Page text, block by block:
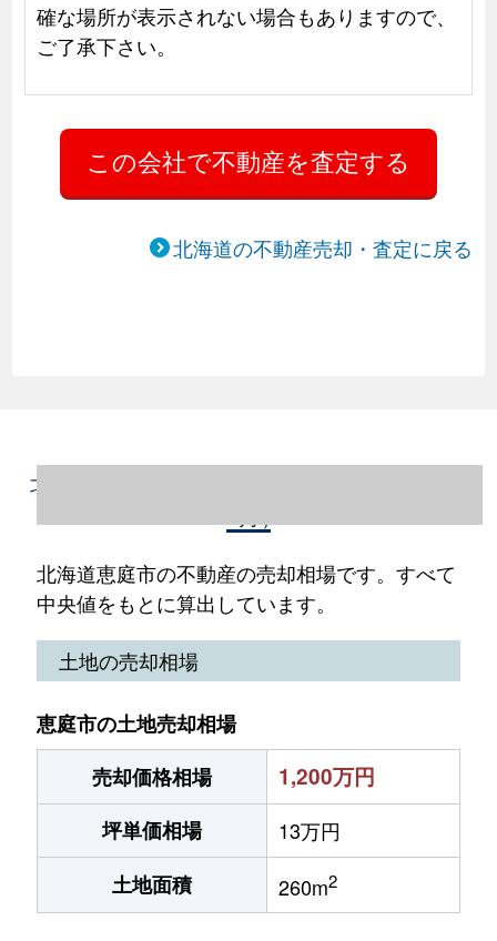
確な場所が表示されない場合もありますので、
ご了承下さい。
北海道の不動産売却・査定に戻る
北海道恵庭市の不動産売却情報（2023年1～
北海道恵庭市の不動産の売却相場です。すべて
中央値をもとに算出しています。
土地の売却相場
恵庭市の土地売却相場
売却価格相場
1,200万円
坪単価相場
13万円
土地面積
260m2